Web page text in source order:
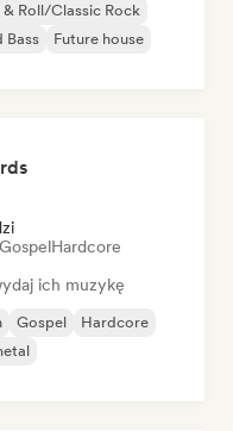
& Roll/Classic Rock
Bass
Future house
GospelHardcore
ich muzykę
Gospel
Hardcore